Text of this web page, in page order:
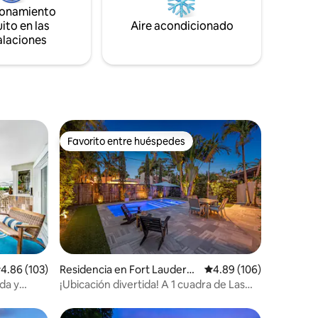
Disfruta de la piscina y el spa climatizado.
en las
Aire acondicionado
promedio: 4.86 de 5; 103 evaluaciones
4.86 (103)
y
Favorito entre huéspedes
Favorito entre huéspedes
Residencia en Fort Lauderda
le
Calificación promedio:
4.89 (106)
¡Ubicación divertida! A 1 cuadra de Las